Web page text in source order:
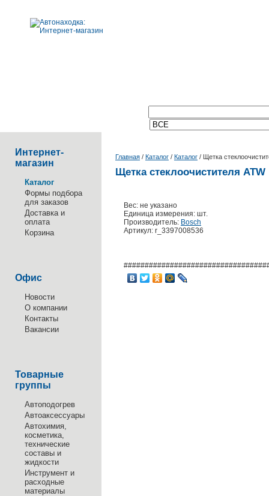
Интернет-
магазин
Каталог
Формы подбора
для заказов
Доставка и
оплата
Корзина
Офис
Новости
О компании
Контакты
Вакансии
Товарные
группы
Автоподогрев
Автоаксессуары
Автохимия,
косметика,
технические
составы и
жидкости
Инструмент и
расходные
материалы
Главная / Каталог / Каталог / Щетка
Щетка стеклоочистителя
Вес: не указано
Единица измерения: шт.
Производитель: Bosch
Артикул: r_3397008536